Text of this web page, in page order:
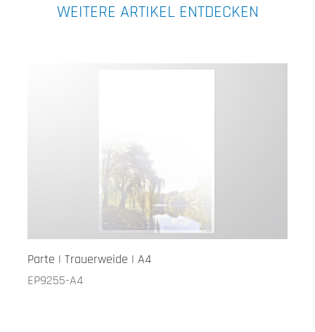
WEITERE ARTIKEL ENTDECKEN
Parte | Trauerweide | A4
EP9255-A4